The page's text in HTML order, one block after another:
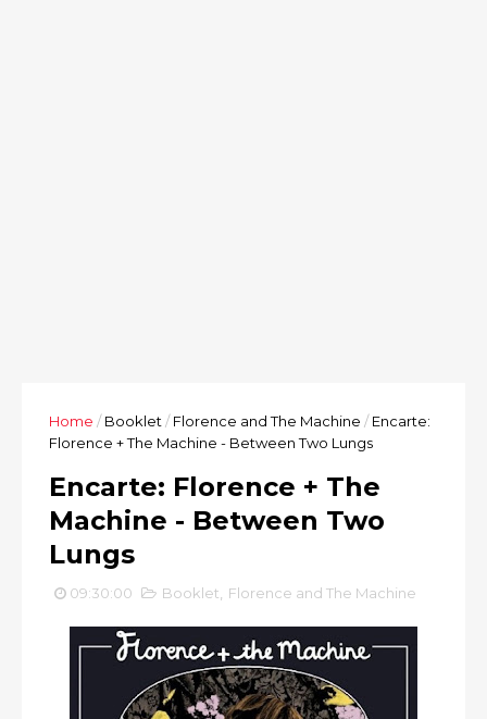
Home / Booklet / Florence and The Machine / Encarte:
Florence + The Machine - Between Two Lungs
Encarte: Florence + The
Machine - Between Two
Lungs
09:30:00 Booklet Florence and The Machine